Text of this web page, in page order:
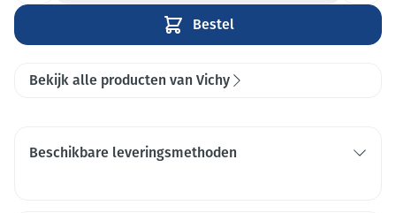
Bestel
Bekijk alle producten van Vichy
Beschikbare leveringsmethoden